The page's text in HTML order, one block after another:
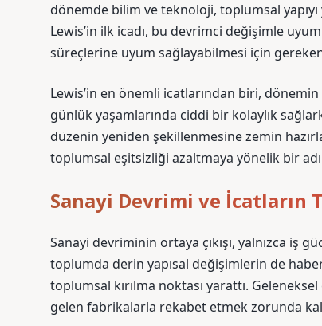
dönemde bilim ve teknoloji, toplumsal
Lewis’in ilk icadı, bu devrimci değişimle
süreçlerine uyum sağlayabilmesi için
Lewis’in en önemli icatlarından biri,
günlük yaşamlarında ciddi bir kolaylık
düzenin yeniden şekillenmesine zemin
toplumsal eşitsizliği azaltmaya yönelik bir
Sanayi Devrimi ve
Sanayi devriminin ortaya çıkışı, yalnızca iş
toplumda derin yapısal değişimlerin de
toplumsal kırılma noktası yarattı.
gelen fabrikalarla rekabet etmek zorunda